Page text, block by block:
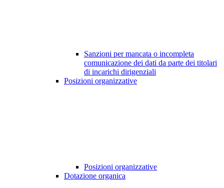
Sanzioni per mancata o incompleta
comunicazione dei dati da parte dei titolari
di incarichi dirigenziali
Posizioni organizzative
Posizioni organizzative
Dotazione organica